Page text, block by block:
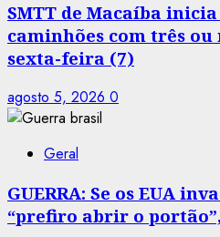
SMTT de Macaíba
caminhões com três ou
sexta-feira (7)
agosto 5, 2026 0
Geral
GUERRA: Se os EUA
“prefiro abrir o